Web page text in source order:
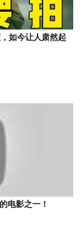
如今让人肃然起
电影之一！